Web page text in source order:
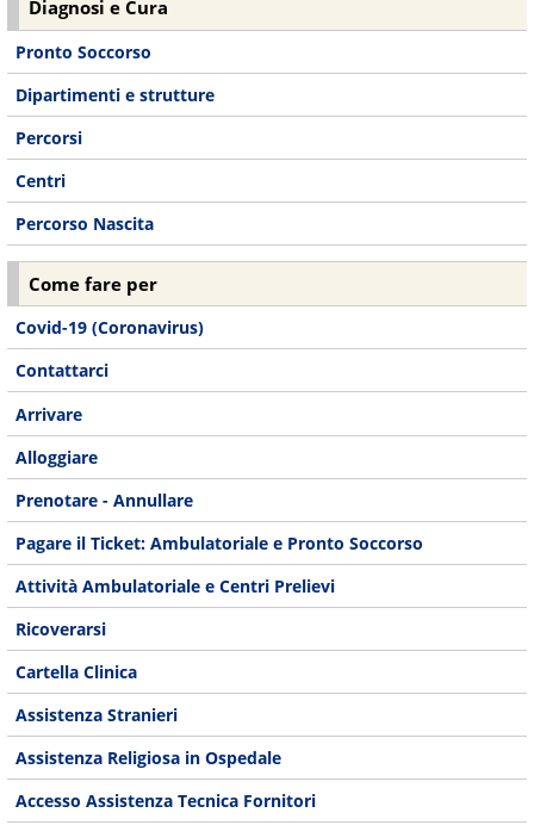
Diagnosi e Cura
Pronto Soccorso
Dipartimenti e strutture
Percorsi
Centri
Percorso Nascita
Come fare per
Covid-19 (Coronavirus)
Contattarci
Arrivare
Alloggiare
Prenotare - Annullare
Pagare il Ticket: Ambulatoriale e Pronto Soccorso
Attività Ambulatoriale e Centri Prelievi
Ricoverarsi
Cartella Clinica
Assistenza Stranieri
Assistenza Religiosa in Ospedale
Accesso Assistenza Tecnica Fornitori